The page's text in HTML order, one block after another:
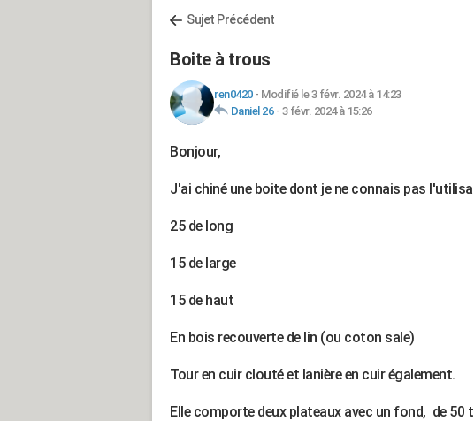
Sujet Précédent
Boite à trous
ren0420- Modifié le 3 févr. 2024 à 14:23
Daniel 26- 3 févr. 2024 à 15:26
Bonjour,
J'ai chiné une boite dont je ne connais pas
25 de long
15 de large
15 de haut
En bois recouverte de lin (ou coton sale)
Tour en cuir clouté et lanière en cuir également.
Elle comporte deux plateaux avec un fond, de